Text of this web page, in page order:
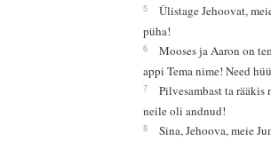
5
Ülistage Jehoovat,
püha!
6
Mooses ja Aaron on
appi Tema nime! Need
7
Pilvesambast ta
neile oli andnud!
8
Sina, Jehoova, meie